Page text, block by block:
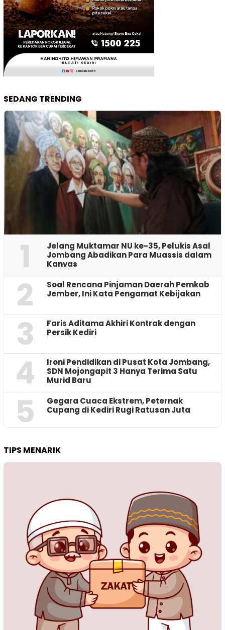
SEDANG TRENDING
1
Jelang Muktamar NU ke-35, Pelukis Asal
Jombang Abadikan Para Muassis dalam
Kanvas
2
‎Soal Rencana Pinjaman Daerah Pemkab
Jember, Ini Kata Pengamat Kebijakan ‎
3
Faris Aditama Akhiri Kontrak dengan
Persik Kediri
4
Ironi Pendidikan di Pusat Kota Jombang,
SDN Mojongapit 3 Hanya Terima Satu
Murid Baru
5
‎Gegara Cuaca Ekstrem, Peternak
Cupang di Kediri Rugi Ratusan Juta
TIPS MENARIK